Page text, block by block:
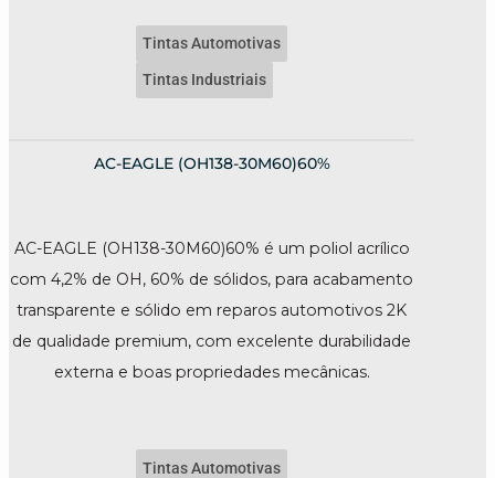
Tintas Automotivas
Tintas Industriais
AC-EAGLE (OH138-30M60)60%
AC-EAGLE (OH138-30M60)60% é um poliol acrílico
com 4,2% de OH, 60% de sólidos, para acabamento
transparente e sólido em reparos automotivos 2K
de qualidade premium, com excelente durabilidade
externa e boas propriedades mecânicas.
Tintas Automotivas